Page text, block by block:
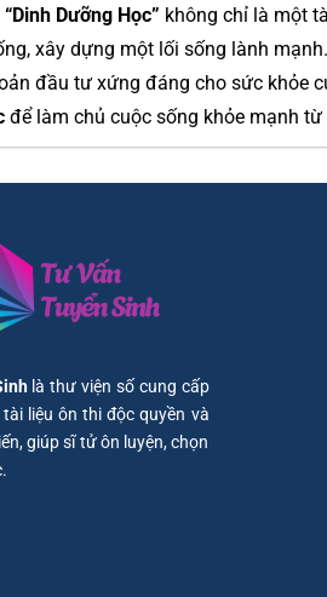
“Dinh Dưỡng Học” không chỉ là một
xây dựng một lối sống lành
đầu tư xứng đáng cho sức khỏe
để làm chủ cuộc sống khỏe mạnh từ
là thư viện số cung cấp
liệu ôn thi độc quyền và
giúp sĩ tử ôn luyện, chọn